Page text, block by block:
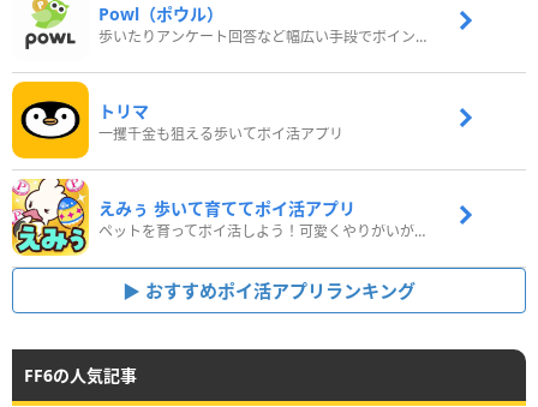
Powl（ポウル）
歩いたりアンケート回答など幅広い手段でポイントをゲット
トリマ
一攫千金も狙える歩いてポイ活アプリ
えみぅ 歩いて育ててポイ活アプリ
ペットを育ってポイ活しよう！可愛くやりがいがある新感覚アプリ
おすすめポイ活アプリランキング
FF6の人気記事